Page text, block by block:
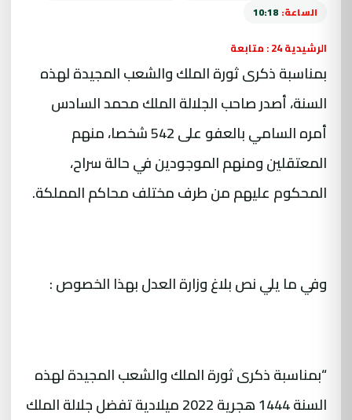
الساعة: 10:18
الرشيدية 24 : متابعة
بمناسبة ذكرى ثورة الملك والشعب المجيدة لهذه
السنة، أصدر صاحب الجلالة الملك محمد السادس
أمره السامي بالعفو على 542 شخصا، منهم
المعتقلين ومنهم الموجودين في حالة سراح،
المحكوم عليهم من طرف مختلف محاكم المملكة.
وفي ما يلي نص بلاغ وزارة العدل بهذا الخصوص :
“بمناسبة ذكرى ثورة الملك والشعب المجيدة لهذه
السنة 1444 هجرية 2022 ميلادية تفضل جلالة الملك